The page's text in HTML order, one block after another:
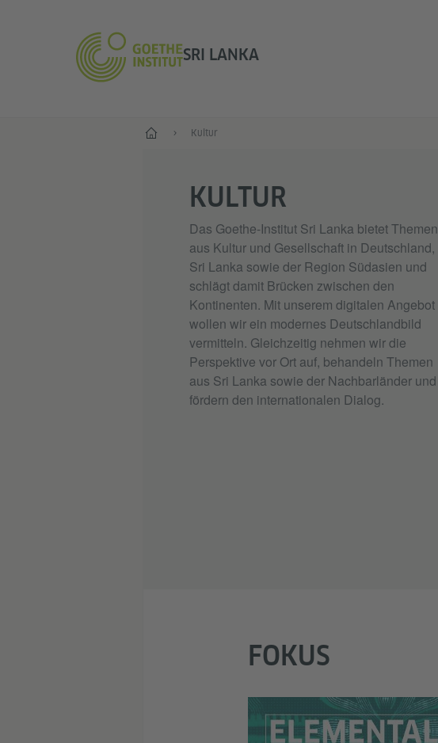
SRI LANKA
Start Kultur
KULTUR
Das Goethe-Institut Sri Lanka bietet Themen
aus Kultur und Gesellschaft in Deutschland,
Sri Lanka sowie der Region Südasien und
schlägt damit Brücken zwischen den
Kontinenten. Mit unserem digitalen Angebot
wollen wir ein modernes Deutschlandbild
vermitteln. Gleichzeitig nehmen wir die
Perspektive vor Ort auf, behandeln Themen
aus Sri Lanka sowie der Nachbarländer und
fördern den internationalen Dialog.
FOKUS